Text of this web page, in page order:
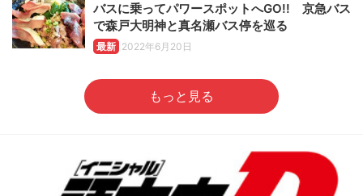
バスに乗ってパワースポットへGO!! 京急バス
で森戸大明神と真名瀬バス停を巡る
最新 2022年6月20日
もっと見る